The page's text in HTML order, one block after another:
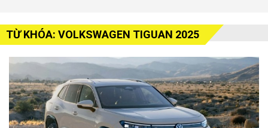
TỪ KHÓA: VOLKSWAGEN TIGUAN 2025